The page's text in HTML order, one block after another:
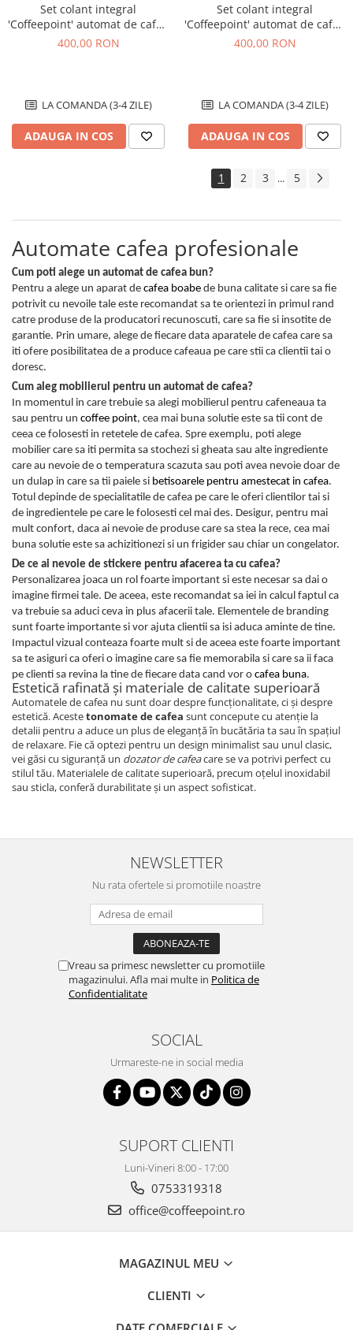
Set colant integral
'Coffeepoint' automat de cafea
boabe Necta Astro
400,00 RON
LA COMANDA (3-4 ZILE)
ADAUGA IN COS
Set colant integral
'Coffeepoint' automat de cafea
boabe Necta Kikko max
400,00 RON
LA COMANDA (3-4 ZILE)
ADAUGA IN COS
1 2 3 ... 5
Automate cafea profesionale
Cum poti alege un automat de cafea bun?
Pentru a alege un aparat de cafea boabe de buna calitate si care sa fie
potrivit cu nevoile tale este recomandat sa te orientezi in primul rand
catre produse de la producatori recunoscuti, care sa fie si insotite de
garantie. Prin umare, alege de fiecare data aparatele de cafea care sa
iti ofere posibilitatea de a produce cafeaua pe care stii ca clientii tai o
doresc.
Cum aleg mobilierul pentru un automat de cafea?
In momentul in care trebuie sa alegi mobilierul pentru cafeneaua ta
sau pentru un coffee point, cea mai buna solutie este sa tii cont de
ceea ce folosesti in retetele de cafea. Spre exemplu, poti alege
mobilier care sa iti permita sa stochezi si gheata sau alte ingrediente
care au nevoie de o temperatura scazuta sau poti avea nevoie doar de
un dulap in care sa tii paiele si betisoarele pentru amestecat in cafea.
Totul depinde de specialitatile de cafea pe care le oferi clientilor tai si
de ingredientele pe care le folosesti cel mai des. Desigur, pentru mai
mult confort, daca ai nevoie de produse care sa stea la rece, cea mai
buna solutie este sa achizitionezi si un frigider sau chiar un congelator.
De ce ai nevoie de stickere pentru afacerea ta cu cafea?
Personalizarea joaca un rol foarte important si este necesar sa dai o
imagine firmei tale. De aceea, este recomandat sa iei in calcul faptul ca
va trebuie sa aduci ceva in plus afacerii tale. Elementele de branding
sunt foarte importante si vor ajuta clientii sa isi aduca aminte de tine.
Impactul vizual conteaza foarte mult si de aceea este foarte important
sa te asiguri ca oferi o imagine care sa fie memorabila si care sa ii faca
pe clienti sa revina la tine de fiecare data cand vor o cafea buna.
Estetică rafinată și materiale de calitate superioară
Automatele de cafea nu sunt doar despre funcționalitate, ci și despre
estetică. Acestetonomate de cafea sunt concepute cu atenție la
detalii pentru a aduce un plus de eleganță în bucătăria ta sau în spațiul
de relaxare. Fie că optezi pentru un design minimalist sau unul clasic,
vei găsi cu siguranță un dozator de cafeacare se va potrivi perfect cu
stilul tău. Materialele de calitate superioară, precum oțelul inoxidabil
sau sticla, conferă durabilitate și un aspect sofisticat.
NEWSLETTER
Nu rata ofertele si promotiile noastre
Vreau sa primesc newsletter cu promotiile
magazinului. Afla mai multe in Politica de
Confidentialitate
SOCIAL
Urmareste-ne in social media
SUPORT CLIENTI
Luni-Vineri 8:00 - 17:00
0753319318
office@coffeepoint.ro
MAGAZINUL MEU
CLIENTI